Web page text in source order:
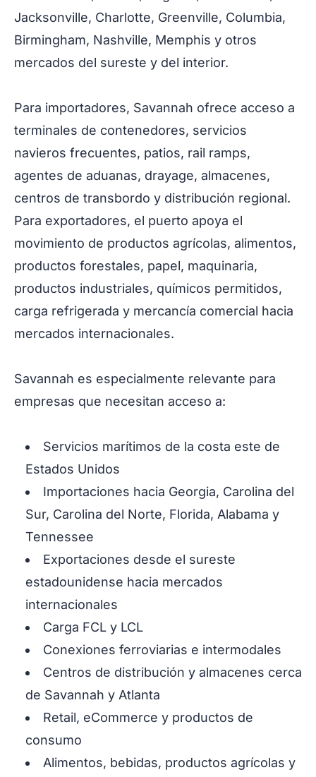
Jacksonville, Charlotte, Greenville, Columbia,
Birmingham, Nashville, Memphis y otros
mercados del sureste y del interior.
Para importadores, Savannah ofrece acceso a
terminales de contenedores, servicios
navieros frecuentes, patios, rail ramps,
agentes de aduanas, drayage, almacenes,
centros de transbordo y distribución regional.
Para exportadores, el puerto apoya el
movimiento de productos agrícolas, alimentos,
productos forestales, papel, maquinaria,
productos industriales, químicos permitidos,
carga refrigerada y mercancía comercial hacia
mercados internacionales.
Savannah es especialmente relevante para
empresas que necesitan acceso a:
Servicios marítimos de la costa este de
Estados Unidos
Importaciones hacia Georgia, Carolina del
Sur, Carolina del Norte, Florida, Alabama y
Tennessee
Exportaciones desde el sureste
estadounidense hacia mercados
internacionales
Carga FCL y LCL
Conexiones ferroviarias e intermodales
Centros de distribución y almacenes cerca
de Savannah y Atlanta
Retail, eCommerce y productos de
consumo
Alimentos, bebidas, productos agrícolas y